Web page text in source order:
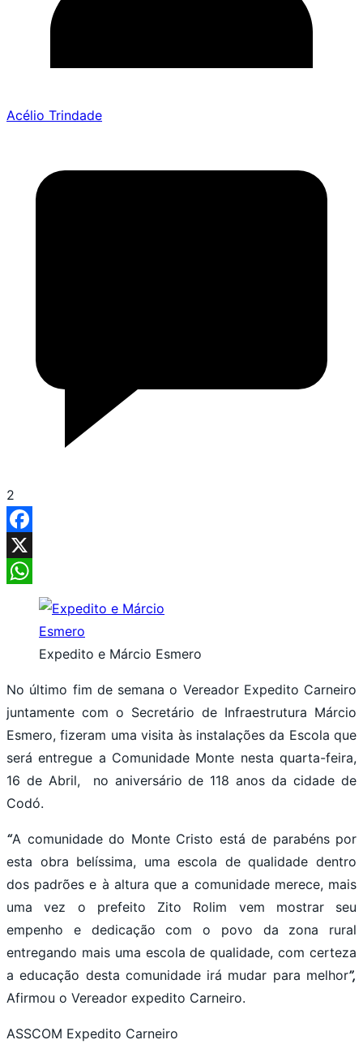
Acélio Trindade
2
Facebook
X
WhatsApp
Expedito e Márcio Esmero
No último fim de semana o Vereador Expedito Carneiro
juntamente com o Secretário de Infraestrutura Márcio
Esmero, fizeram uma visita às instalações da Escola que
será entregue a Comunidade Monte nesta quarta-feira,
16 de Abril, no aniversário de 118 anos da cidade de
Codó.
“A comunidade do Monte Cristo está de parabéns por
esta obra belíssima, uma escola de qualidade dentro
dos padrões e à altura que a comunidade merece, mais
uma vez o prefeito Zito Rolim vem mostrar seu
empenho e dedicação com o povo da zona rural
entregando mais uma escola de qualidade, com certeza
a educação desta comunidade irá mudar para melhor”,
Afirmou o Vereador expedito Carneiro.
ASSCOM Expedito Carneiro